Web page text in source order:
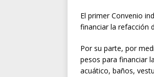
El primer Convenio
financiar la refacción
Por su parte, por
pesos para financiar
acuático, baños,